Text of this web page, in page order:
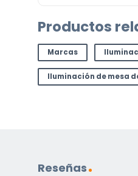
Productos
Marcas
Iluminación de mesa
Reseñas